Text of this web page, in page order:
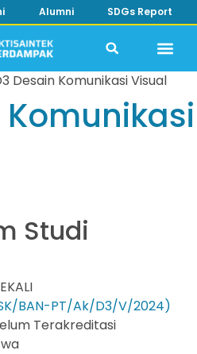
Alumni SDGs Report
Desain Komunikasi Visual
Komunikasi
Studi
BAN-PT/Ak/D3/V/2024)
Terakreditasi